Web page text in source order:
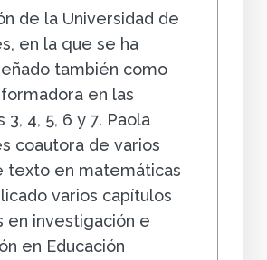
de la Universidad de
en la que se ha
también como
en las
3, 4, 5, 6 y 7. Paola
coautora de varios
texto en matemáticas
varios capítulos
en investigación e
en Educación